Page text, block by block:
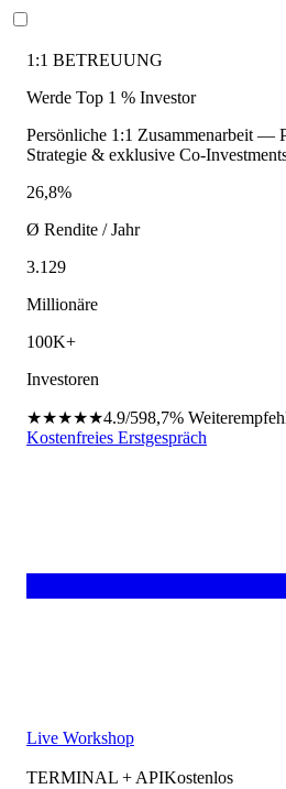
1:1 BETREUUNG
Werde Top 1 % Investor
Persönliche 1:1 Zusammenarbeit —
Strategie & exklusive Co-
26,8%
Ø Rendite / Jahr
3.129
Millionäre
100K+
Investoren
★★★★★4.9/598,7%
Kostenfreies Erstgespräch
Live Workshop
TERMINAL + APIKostenlos